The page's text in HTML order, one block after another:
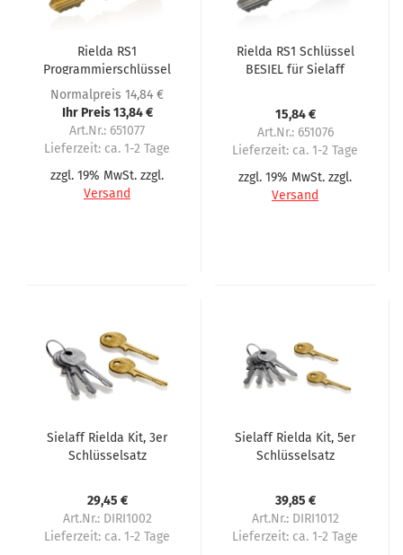
Rielda RS1
Programmierschlüssel
BESIEL für Sielaff
Normalpreis 14,84 €
Ihr Preis 13,84 €
Art.Nr.: 651077
Lieferzeit: ca. 1-2 Tage
zzgl. 19% MwSt. zzgl.
Versand
Rielda RS1 Schlüssel
BESIEL für Sielaff
15,84 €
Art.Nr.: 651076
Lieferzeit: ca. 1-2 Tage
zzgl. 19% MwSt. zzgl.
Versand
Sielaff Rielda Kit, 3er
Schlüsselsatz
29,45 €
Art.Nr.: DIRI1002
Lieferzeit: ca. 1-2 Tage
Sielaff Rielda Kit, 5er
Schlüsselsatz
39,85 €
Art.Nr.: DIRI1012
Lieferzeit: ca. 1-2 Tage